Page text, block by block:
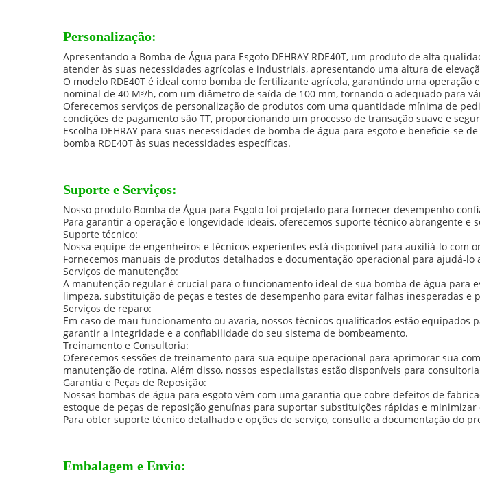
Personalização:
Apresentando a Bomba de Água para Esgoto DEHRAY RDE40T, um produto de alta
atender às suas necessidades agrícolas e industriais, apresentando uma altura de
O modelo RDE40T é ideal como bomba de fertilizante agrícola, garantindo uma
nominal de 40 M³/h, com um diâmetro de saída de 100 mm, tornando-o adequado para
Oferecemos serviços de personalização de produtos com uma quantidade mínima de
condições de pagamento são TT, proporcionando um processo de transação suave e
Escolha DEHRAY para suas necessidades de bomba de água para esgoto e beneficie-
bomba RDE40T às suas necessidades específicas.
Suporte e Serviços:
Nosso produto Bomba de Água para Esgoto foi projetado para fornecer desempenho
Para garantir a operação e longevidade ideais, oferecemos suporte técnico abrangente e
Suporte técnico:
Nossa equipe de engenheiros e técnicos experientes está disponível para auxiliá-lo com
Fornecemos manuais de produtos detalhados e documentação operacional para ajudá-
Serviços de manutenção:
A manutenção regular é crucial para o funcionamento ideal de sua bomba de água para
limpeza, substituição de peças e testes de desempenho para evitar falhas inesperadas
Serviços de reparo:
Em caso de mau funcionamento ou avaria, nossos técnicos qualificados estão
garantir a integridade e a confiabilidade do seu sistema de bombeamento.
Treinamento e Consultoria:
Oferecemos sessões de treinamento para sua equipe operacional para aprimorar sua
manutenção de rotina. Além disso, nossos especialistas estão disponíveis para
Garantia e Peças de Reposição:
Nossas bombas de água para esgoto vêm com uma garantia que cobre defeitos de
estoque de peças de reposição genuínas para suportar substituições rápidas e
Para obter suporte técnico detalhado e opções de serviço, consulte a documentação do
Embalagem e Envio: